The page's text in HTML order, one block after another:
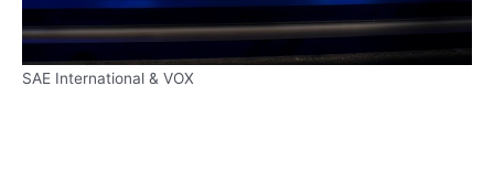
SAE International & VOX